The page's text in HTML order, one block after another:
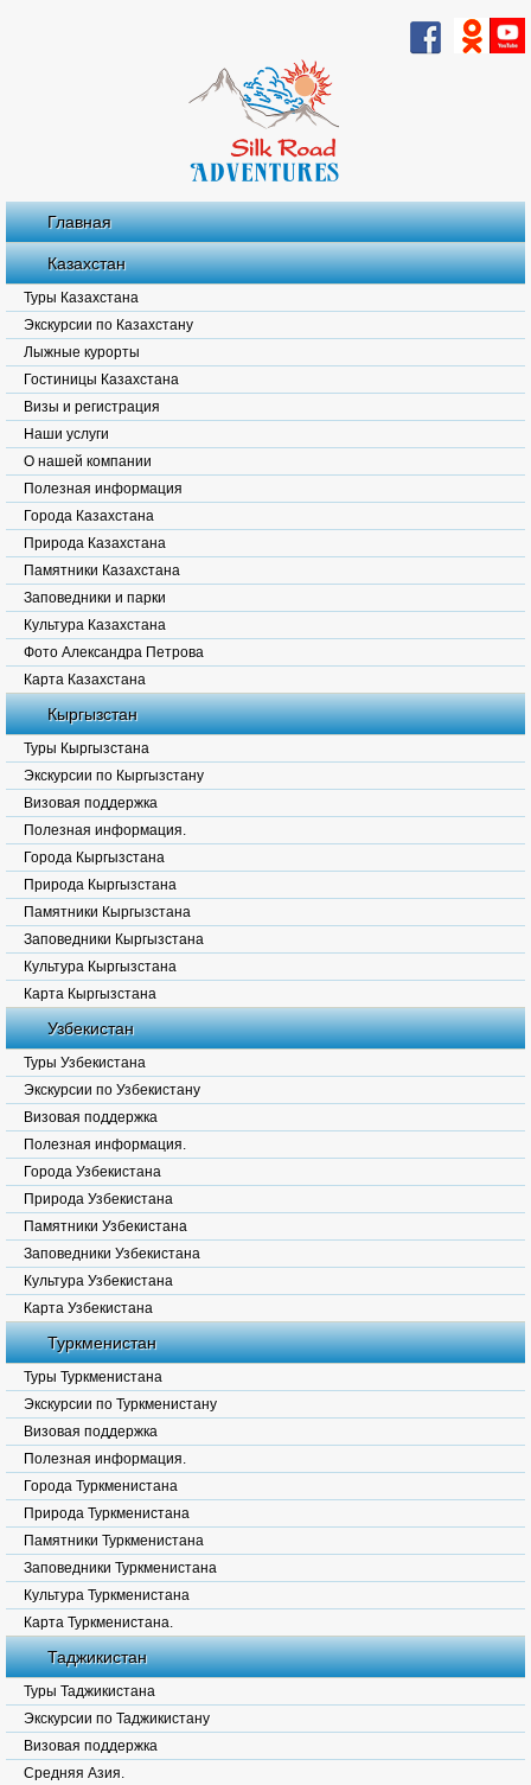
Главная
Казахстан
Туры Казахстана
Экскурсии по Казахстану
Лыжные курорты
Гостиницы Казахстана
Визы и регистрация
Наши услуги
О нашей компании
Полезная информация
Города Казахстана
Природа Казахстана
Памятники Казахстана
Заповедники и парки
Культура Казахстана
Фото Александра Петрова
Карта Казахстана
Кыргызстан
Туры Кыргызстана
Экскурсии по Кыргызстану
Визовая поддержка
Полезная информация.
Города Кыргызстана
Природа Кыргызстана
Памятники Кыргызстана
Заповедники Кыргызстана
Культура Кыргызстана
Карта Кыргызстана
Узбекистан
Туры Узбекистана
Экскурсии по Узбекистану
Визовая поддержка
Полезная информация.
Города Узбекистана
Природа Узбекистана
Памятники Узбекистана
Заповедники Узбекистана
Культура Узбекистана
Карта Узбекистана
Туркменистан
Туры Туркменистана
Экскурсии по Туркменистану
Визовая поддержка
Полезная информация.
Города Туркменистана
Природа Туркменистана
Памятники Туркменистана
Заповедники Туркменистана
Культура Туркменистана
Карта Туркменистана.
Таджикистан
Туры Таджикистана
Экскурсии по Таджикистану
Визовая поддержка
Средняя Азия.